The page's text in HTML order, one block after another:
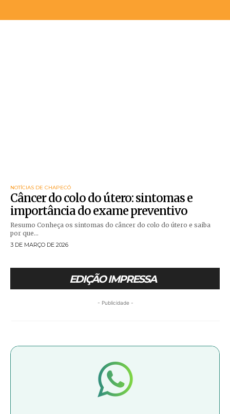
NOTÍCIAS DE CHAPECÓ
Câncer do colo do útero: sintomas e
importância do exame preventivo
Resumo Conheça os sintomas do câncer do colo do útero e saiba
por que...
3 DE MARÇO DE 2026
EDIÇÃO IMPRESSA
- Publicidade -